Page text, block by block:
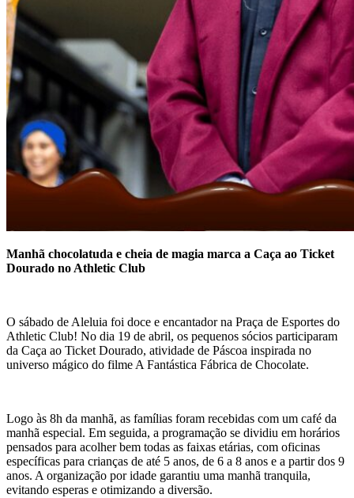
Manhã chocolatuda e cheia de magia marca a Caça ao Ticket
Dourado no Athletic Club
O sábado de Aleluia foi doce e encantador na Praça de Esportes do
Athletic Club! No dia 19 de abril, os pequenos sócios participaram
da Caça ao Ticket Dourado, atividade de Páscoa inspirada no
universo mágico do filme A Fantástica Fábrica de Chocolate.
Logo às 8h da manhã, as famílias foram recebidas com um café da
manhã especial. Em seguida, a programação se dividiu em horários
pensados para acolher bem todas as faixas etárias, com oficinas
específicas para crianças de até 5 anos, de 6 a 8 anos e a partir dos 9
anos. A organização por idade garantiu uma manhã tranquila,
evitando esperas e otimizando a diversão.